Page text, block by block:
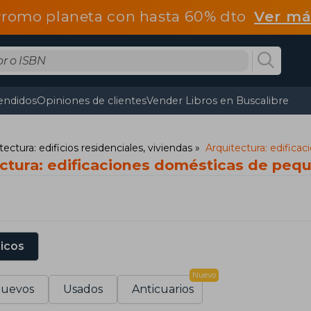
planeta con hasta 60% dtoVer
Opiniones de clientesVender Libros en Buscalibre
edificios residenciales, viviendas Arquitectura:
edificaciones domésticas de
Usados Anticuarios
Nuevo